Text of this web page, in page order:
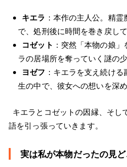
キエラ ：本作の主人公。精
で、処刑後に時間を巻き戻し
コゼット ：突然「本物の娘
ラの居場所を奪っていく謎の少
ヨゼフ ：キエラを支え続け
生の中で、彼女への想いを深め
キエラとコゼットの因縁、そし
語を引っ張っていきます。
実は私が本物だったの見